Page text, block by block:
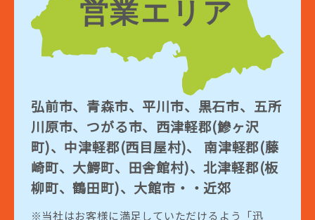
弘前市、青森市、平川市、黒石市、五所
川原市、つがる市、西津軽郡(鰺ヶ沢
町)、中津軽郡(西目屋村)、 南津軽郡(藤
崎町、大鰐町、田舎館村)、北津軽郡(板
柳町、鶴田町)、大館市・・近郊
当社はお客様に満足していただけるよう「迅